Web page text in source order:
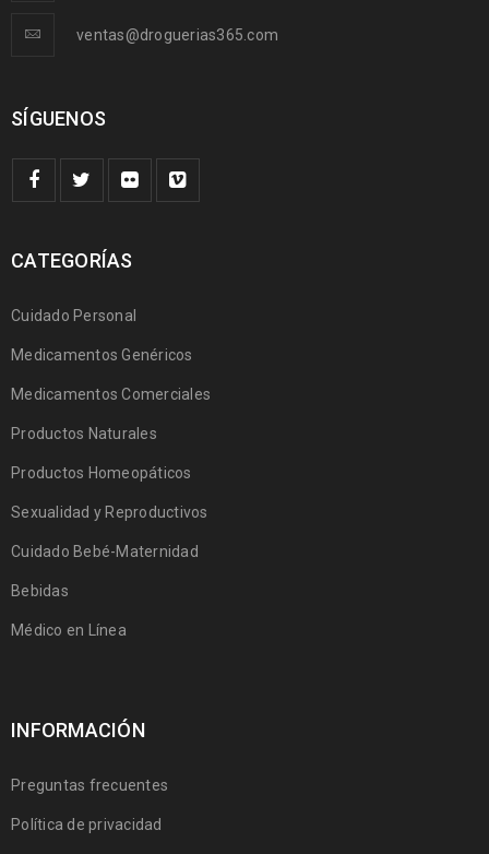
ventas@droguerias365.com
SÍGUENOS
CATEGORÍAS
Cuidado Personal
Medicamentos Genéricos
Medicamentos Comerciales
Productos Naturales
Productos Homeopáticos
Sexualidad y Reproductivos
Cuidado Bebé-Maternidad
Bebidas
Médico en Línea
INFORMACIÓN
Preguntas frecuentes
Política de privacidad